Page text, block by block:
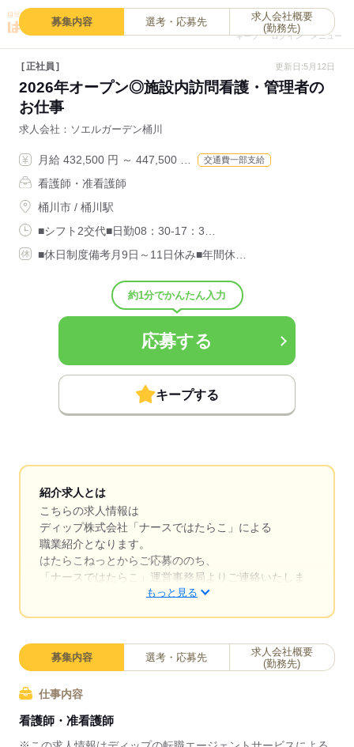
キープ
0
ログイン メニュー
募集内容 選考・応募先
求人会社概要
(勤務先)
正社員 更新日:5月12日
2026年オープン◎施設内訪問看護・管理者の
お仕事
求人会社 ソエルガーデン桶川
月給 432,500 円 ～ 447,500 … 交通費一部支給
看護師・准看護師
桶川市 / 桶川駅
■シフト2交代■日勤08：30-17：3…
■休日制度備考月9日～11日休み■年間休…
約1分でかんたん入力
応募する
キープする
紹介求人とは
こちらの求人情報は
ディップ株式会社「ナースではたらこ」による
職業紹介となります。
はたらこねっとからご応募ののち、
「ナースではたらこ」運営事務局よりご連絡いたしま
求職中の看護師さんの転職を専任の
キャリアアドバイザーが入職まで無料でサポートいた
日本最大級の求人情報の中からぴったりな求人をご紹
介。
もっと見る
募集内容 選考・応募先
求人会社概要
(勤務先)
仕事内容
看護師・准看護師